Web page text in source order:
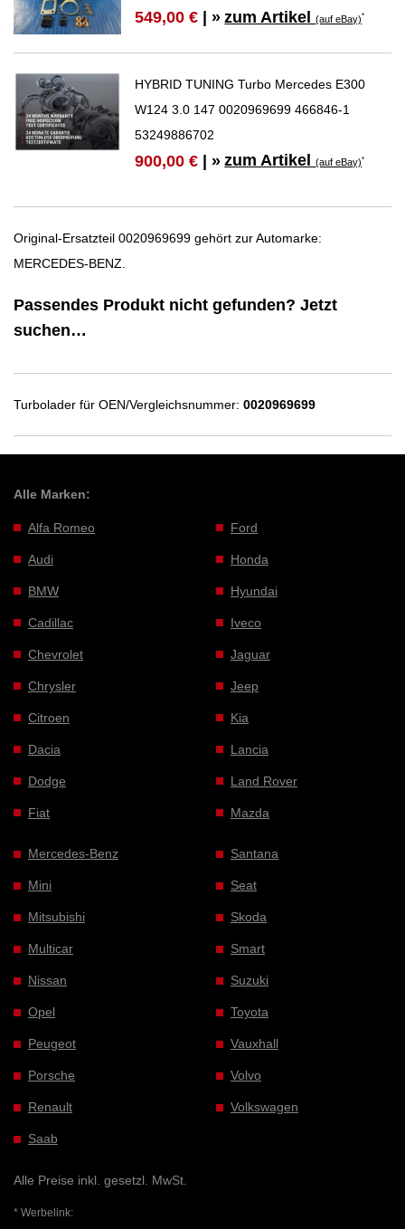
549,00 € | » zum Artikel(auf eBay)*
HYBRID TUNING Turbo Mercedes E300
W124 3.0 147 0020969699 466846-1
53249886702
900,00 € | » zum Artikel(auf eBay)*
Original-Ersatzteil 0020969699 gehört zur Automarke:
MERCEDES-BENZ.
Passendes Produkt nicht gefunden? Jetzt
suchen…
Turbolader für OEN/Vergleichsnummer: 0020969699
Alle Marken:
Alfa Romeo
Audi
BMW
Cadillac
Chevrolet
Chrysler
Citroen
Dacia
Dodge
Fiat
Ford
Honda
Hyundai
Iveco
Jaguar
Jeep
Kia
Lancia
Land Rover
Mazda
Mercedes-Benz
Mini
Mitsubishi
Multicar
Nissan
Opel
Peugeot
Porsche
Renault
Saab
Santana
Seat
Skoda
Smart
Suzuki
Toyota
Vauxhall
Volvo
Volkswagen
Alle Preise inkl. gesetzl. MwSt.
* Werbelink: